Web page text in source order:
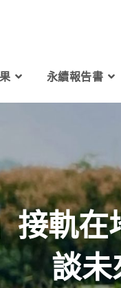
永續報告書
接軌
談